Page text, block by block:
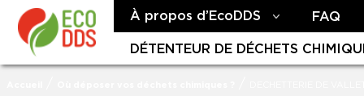
À propos d’EcoDDS FAQ
DÉTENTEUR DE DÉCHETS